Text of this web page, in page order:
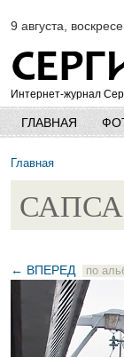
9 августа,
Интернет-журнал
ГЛАВНАЯ
Главная
← ВПЕРЕД по